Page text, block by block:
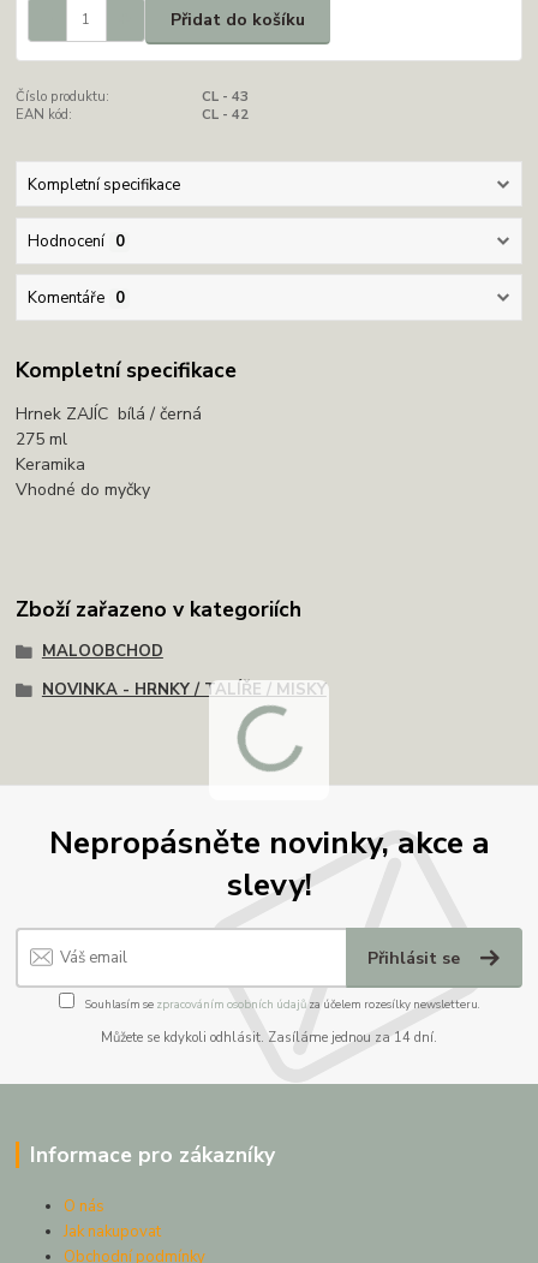
Přidat do košíku
Číslo produktu:
CL - 43
EAN kód:
CL - 42
Kompletní specifikace
Hodnocení 0
Komentáře 0
Kompletní specifikace
Hrnek ZAJÍC bílá / černá
275 ml
Keramika
Vhodné do myčky
Zboží zařazeno v kategoriích
MALOOBCHOD
NOVINKA - HRNKY / TALÍŘE / MISKY
Nepropásněte novinky, akce a
slevy!
Přihlásit se
Souhlasím se zpracováním osobních údajůza účelem rozesílky newsletteru.
Můžete se kdykoli odhlásit. Zasíláme jednou za 14 dní.
Informace pro zákazníky
O nás
Jak nakupovat
Obchodní podmínky